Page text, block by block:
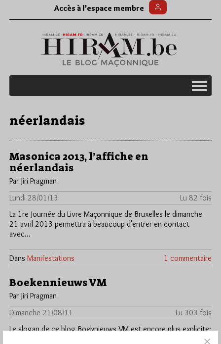
Accès à l’espace membre
néerlandais
Masonica 2013, l’affiche en
néerlandais
Par Jiri Pragman
Lundi 28/01/13
Lu 82 fois
La 1re Journée du Livre Maçonnique de Bruxelles le dimanche
21 avril 2013 permettra à beaucoup d'entrer en contact
avec…
Dans Manifestations 1 commentaire
Boekennieuws VM
Par Jiri Pragman
Dimanche 21/08/11
Lu 303 fois
Le slogan de ce blog Boeknieuws VM est encore plus explicite: